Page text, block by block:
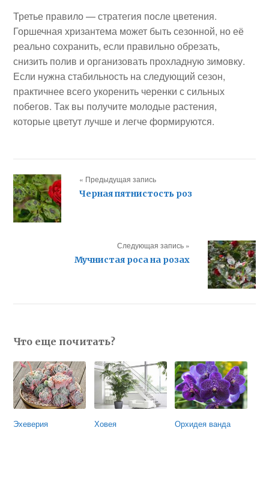
Третье правило — стратегия после цветения.
Горшечная хризантема может быть сезонной, но её
реально сохранить, если правильно обрезать,
снизить полив и организовать прохладную зимовку.
Если нужна стабильность на следующий сезон,
практичнее всего укоренить черенки с сильных
побегов. Так вы получите молодые растения,
которые цветут лучше и легче формируются.
« Предыдущая запись
Черная пятнистость роз
Следующая запись »
Мучнистая роса на розах
Что еще почитать?
Эхеверия Ховея Орхидея ванда